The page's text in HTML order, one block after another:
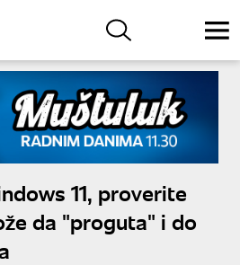
11, proverite
da "proguta" i do